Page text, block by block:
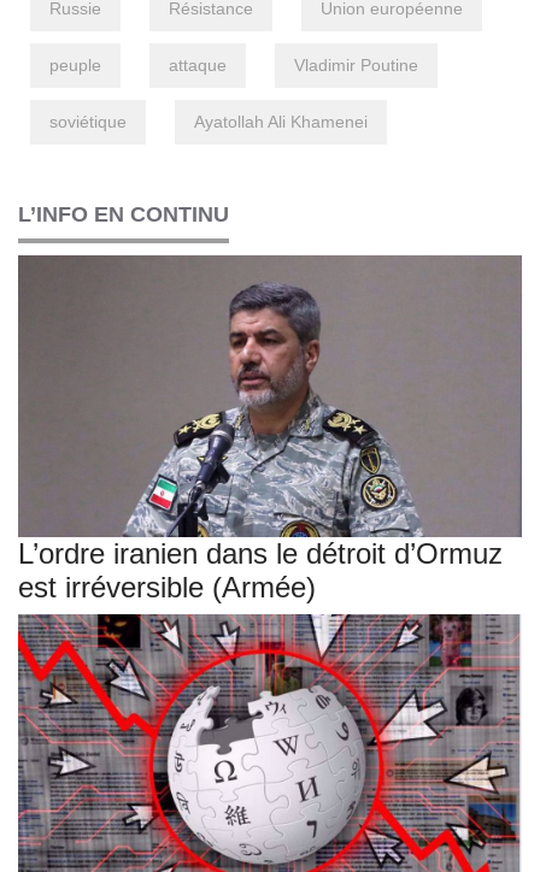
Russie Résistance Union européenne
peuple attaque Vladimir Poutine
soviétique Ayatollah Ali Khamenei
L’INFO EN CONTINU
L’ordre iranien dans le détroit d’Ormuz
est irréversible (Armée)